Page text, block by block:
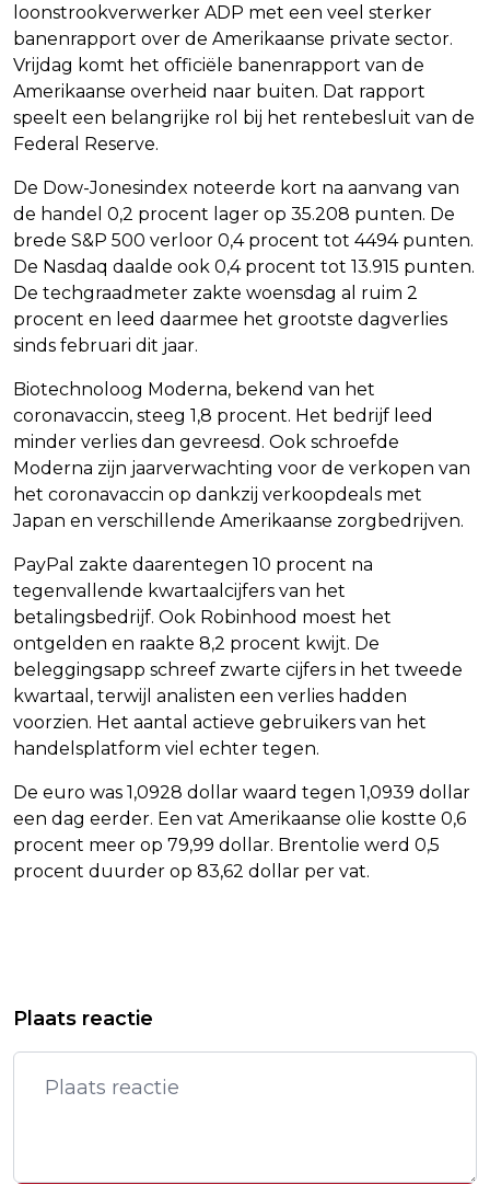
loonstrookverwerker ADP met een veel sterker
banenrapport over de Amerikaanse private sector.
Vrijdag komt het officiële banenrapport van de
Amerikaanse overheid naar buiten. Dat rapport
speelt een belangrijke rol bij het rentebesluit van de
Federal Reserve.
De Dow-Jonesindex noteerde kort na aanvang van
de handel 0,2 procent lager op 35.208 punten. De
brede S&P 500 verloor 0,4 procent tot 4494 punten.
De Nasdaq daalde ook 0,4 procent tot 13.915 punten.
De techgraadmeter zakte woensdag al ruim 2
procent en leed daarmee het grootste dagverlies
sinds februari dit jaar.
Biotechnoloog Moderna, bekend van het
coronavaccin, steeg 1,8 procent. Het bedrijf leed
minder verlies dan gevreesd. Ook schroefde
Moderna zijn jaarverwachting voor de verkopen van
het coronavaccin op dankzij verkoopdeals met
Japan en verschillende Amerikaanse zorgbedrijven.
PayPal zakte daarentegen 10 procent na
tegenvallende kwartaalcijfers van het
betalingsbedrijf. Ook Robinhood moest het
ontgelden en raakte 8,2 procent kwijt. De
beleggingsapp schreef zwarte cijfers in het tweede
kwartaal, terwijl analisten een verlies hadden
voorzien. Het aantal actieve gebruikers van het
handelsplatform viel echter tegen.
De euro was 1,0928 dollar waard tegen 1,0939 dollar
een dag eerder. Een vat Amerikaanse olie kostte 0,6
procent meer op 79,99 dollar. Brentolie werd 0,5
procent duurder op 83,62 dollar per vat.
MAAR PUBERS MOGEN VAAK TOCH
ADIDAS RAAKT RUSSISCHE WINKELS
NIET KWIJT
Plaats reactie